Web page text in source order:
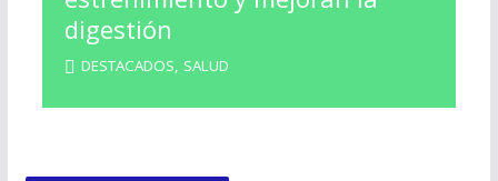
digestión
DESTACADOS, SALUD